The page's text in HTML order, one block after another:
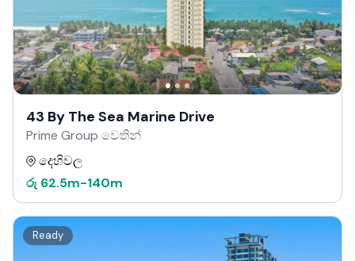
43 By The Sea Marine Drive
Prime Group වෙතින්
දෙහිවල
රු 62.5m-140m
Ready